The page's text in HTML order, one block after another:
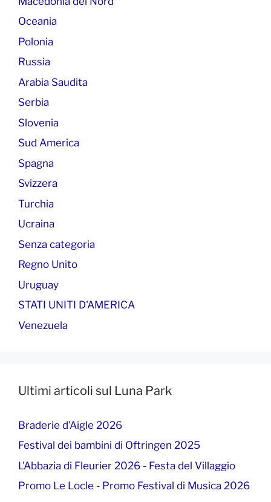
Oceania
Polonia
Russia
Arabia Saudita
Serbia
Slovenia
Sud America
Spagna
Svizzera
Turchia
Ucraina
Senza categoria
Regno Unito
Uruguay
STATI UNITI D'AMERICA
Venezuela
Ultimi articoli sul Luna Park
Braderie d'Aigle 2026
Festival dei bambini di Oftringen 2025
L'Abbazia di Fleurier 2026 - Festa del Villaggio
Promo Le Locle - Promo Festival di Musica 2026